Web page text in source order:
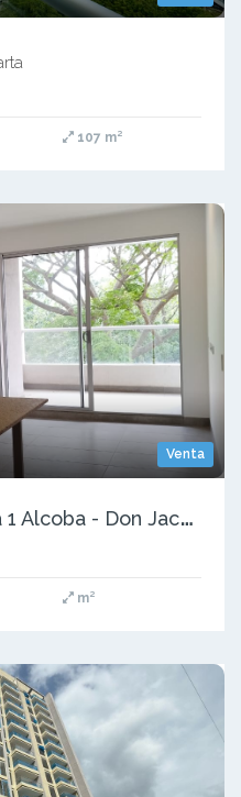
107 m²
Venta
A
partamento en Venta 1 Alcoba - Don Jaca . Permiso Turistico
m²